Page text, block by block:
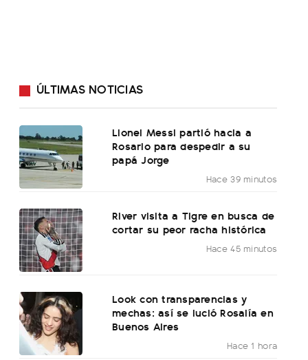
ÚLTIMAS NOTICIAS
Lionel Messi partió hacia a
Rosario para despedir a su
papá Jorge
Hace 39 minutos
River visita a Tigre en busca de
cortar su peor racha histórica
Hace 45 minutos
Look con transparencias y
mechas: así se lució Rosalía en
Buenos Aires
Hace 1 hora